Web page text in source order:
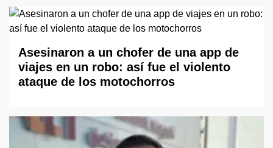
Asesinaron a un chofer de una app de
viajes en un robo: así fue el violento
ataque de los motochorros